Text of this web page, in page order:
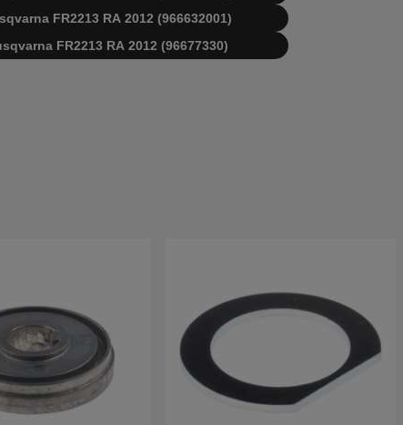
FR2213 RA 2012 (966632001)
FR2213 RA 2012 (96677330)